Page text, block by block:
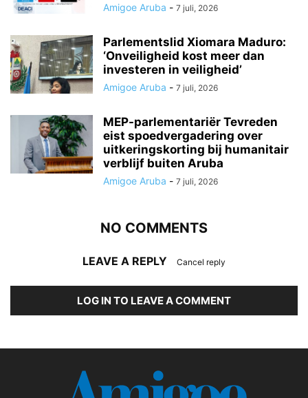
Amigoe Aruba - 7 juli, 2026
Parlementslid Xiomara Maduro:
‘Onveiligheid kost meer dan
investeren in veiligheid’
Amigoe Aruba - 7 juli, 2026
MEP-parlementariër Tevreden
eist spoedvergadering over
uitkeringskorting bij humanitair
verblijf buiten Aruba
Amigoe Aruba - 7 juli, 2026
NO COMMENTS
LEAVE A REPLY Cancel reply
LOG IN TO LEAVE A COMMENT